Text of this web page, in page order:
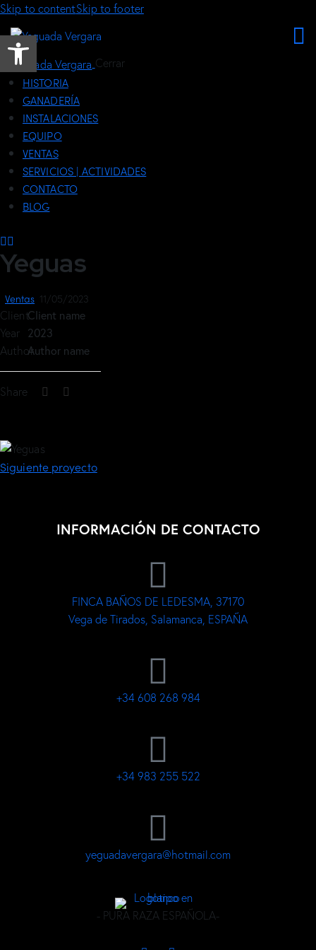
Skip to contentSkip to footer
Cerrar
HISTORIA
GANADERÍA
INSTALACIONES
EQUIPO
VENTAS
SERVICIOS | ACTIVIDADES
CONTACTO
BLOG
Yeguas
Ventas 11/05/2023
ClientClient name
Year 2023
AuthorAuthor name
Share
Siguiente proyecto
INFORMACIÓN DE CONTACTO
FINCA BAÑOS DE LEDESMA, 37170
Vega de Tirados, Salamanca, ESPAÑA
+34 608 268 984
+34 983 255 522
yeguadavergara@hotmail.com
- PURA RAZA ESPAÑOLA-
Abrir barra de herramientas